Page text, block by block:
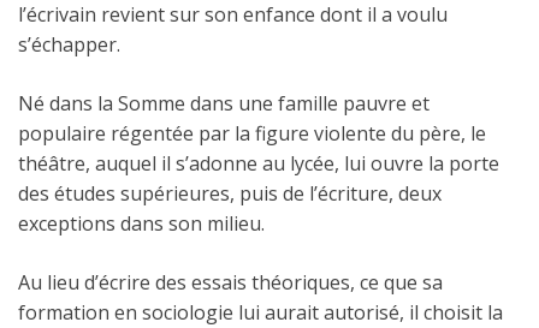
l’écrivain revient sur son enfance dont il a voulu
s’échapper.
Né dans la Somme dans une famille pauvre et
populaire régentée par la figure violente du père, le
théâtre, auquel il s’adonne au lycée, lui ouvre la porte
des études supérieures, puis de l’écriture, deux
exceptions dans son milieu.
Au lieu d’écrire des essais théoriques, ce que sa
formation en sociologie lui aurait autorisé, il choisit la